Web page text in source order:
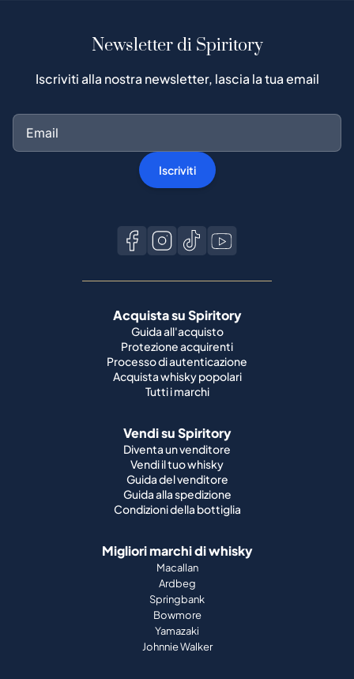
Newsletter di Spiritory
Iscriviti alla nostra newsletter, lascia la tua email
Iscriviti
Acquista su Spiritory
Guida all'acquisto
Protezione acquirenti
Processo di autenticazione
Acquista whisky popolari
Tutti i marchi
Vendi su Spiritory
Diventa un venditore
Vendi il tuo whisky
Guida del venditore
Guida alla spedizione
Condizioni della bottiglia
Migliori marchi di whisky
Macallan
Ardbeg
Springbank
Bowmore
Yamazaki
Johnnie Walker